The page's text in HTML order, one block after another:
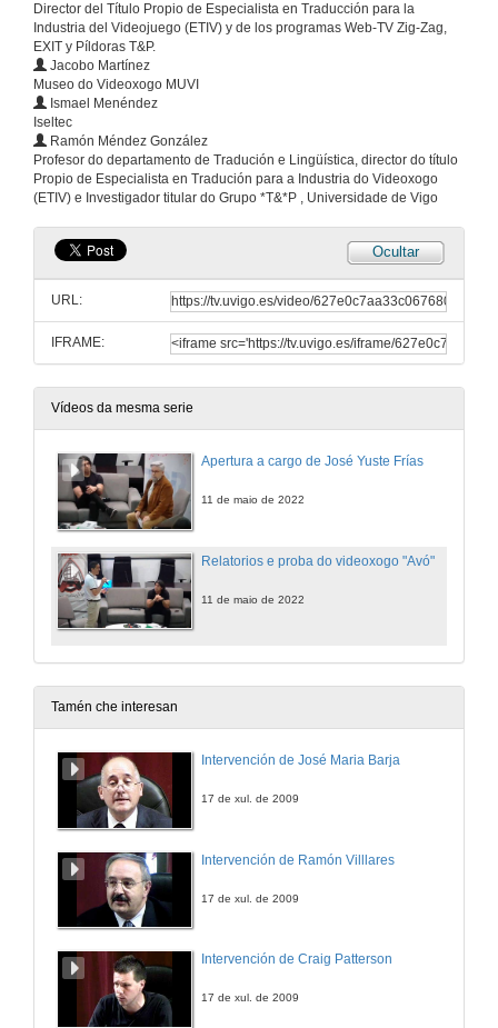
Director del Título Propio de Especialista en Traducción para la
Industria del Videojuego (ETIV) y de los programas Web-TV Zig-Zag,
EXIT y Píldoras T&P.
Jacobo Martínez
Museo do Videoxogo MUVI
Ismael Menéndez
Iseltec
Ramón Méndez González
Profesor do departamento de Tradución e Lingüística, director do título
Propio de Especialista en Tradución para a Industria do Videoxogo
(ETIV) e Investigador titular do Grupo *T&*P , Universidade de Vigo
Ocultar
URL:
IFRAME:
Vídeos da mesma serie
Apertura a cargo de José Yuste Frías
11 de maio de 2022
Relatorios e proba do videoxogo "Avó"
11 de maio de 2022
Tamén che interesan
Intervención de José Maria Barja
17 de xul. de 2009
Intervención de Ramón Villlares
17 de xul. de 2009
Intervención de Craig Patterson
17 de xul. de 2009